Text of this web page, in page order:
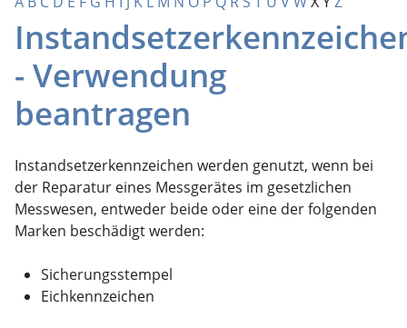
- Verwendung
beantragen
Instandsetzerkennzeichen werden genutzt, wenn bei
der Reparatur eines Messgerätes im gesetzlichen
Messwesen, entweder beide oder eine der folgenden
Marken beschädigt werden:
Sicherungsstempel
Eichkennzeichen